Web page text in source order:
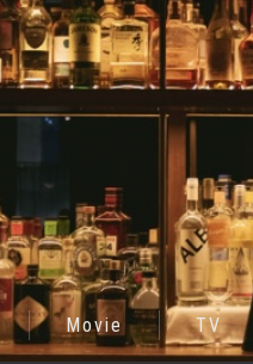
Movie TV